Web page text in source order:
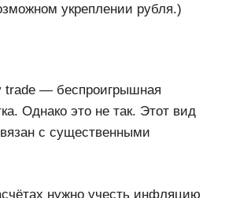
укреплении рубля.)
trade — беспроигрышная
Однако это не так. Этот вид
с существенными
нужно учесть инфляцию